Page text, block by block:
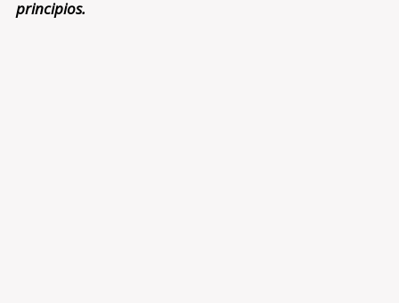
principios.